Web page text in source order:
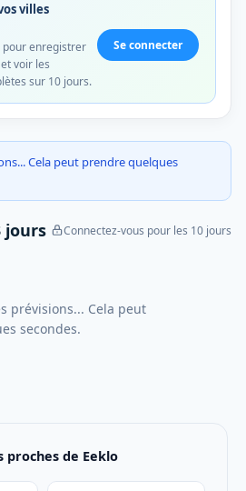
villes
pour enregistrer
voir les
sur 10 jours.
Se connecter
Cela peut prendre quelques
jours Connectez-vous pour les 10 jours
prévisions... Cela peut
secondes.
proches de Eeklo